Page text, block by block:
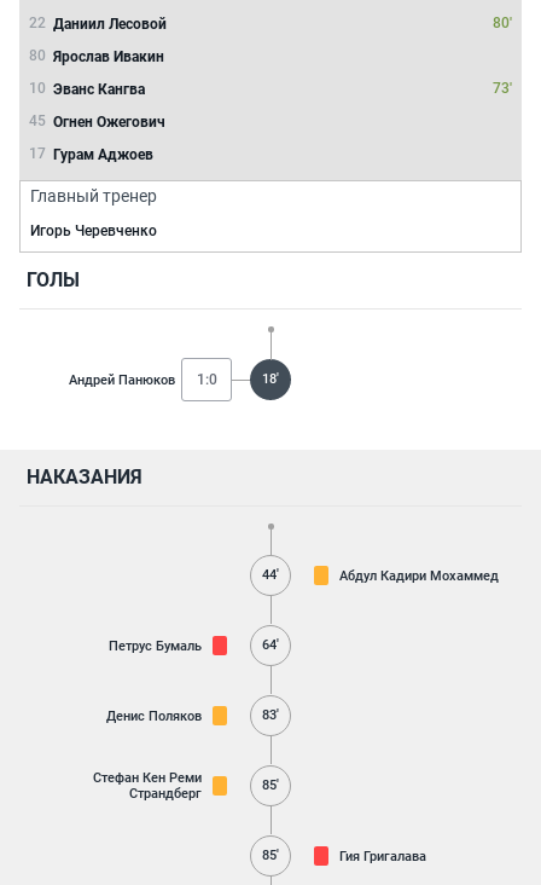
22 Даниил Лесовой
80'
80 Ярослав Ивакин
10 Эванс Кангва
73'
45 Огнен Ожегович
17 Гурам Аджоев
Главный тренер
Игорь Черевченко
ГОЛЫ
Андрей Панюков 1:0 18'
НАКАЗАНИЯ
44' Абдул Кадири Мохаммед
Петрус Бумаль 64'
Денис Поляков 83'
Стефан Кен Реми
Страндберг
85'
85' Гия Григалава